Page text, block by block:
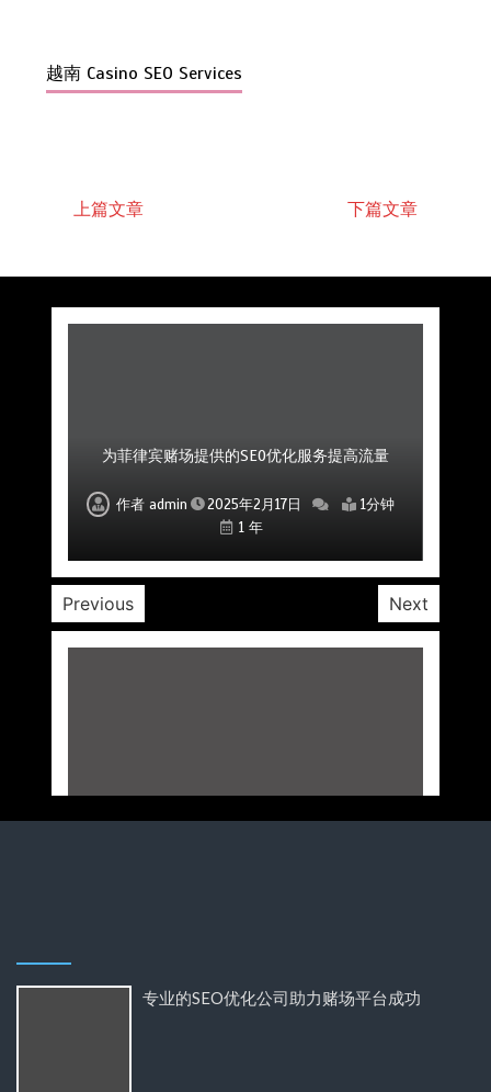
越南 Casino SEO Services
上篇文章 下篇文章
专业的SEO优化公司助力赌场平台成功
作者 admin 2025年2月17日
1分钟
1 年
为菲律宾赌场提供的SEO优化服务提高流量
作者 admin 2025年2月17日
1分钟
1 年
菲律宾赌场SEO公司如何帮助提高品牌曝光度
作者 admin 2025年2月17日
1分钟
1 年
提升菲律宾赌场SEO排名的优化服务
作者 admin 2025年2月17日
1分钟
1 年
菲律宾赌场公司如何通过社区互动提升用户粘性
作者 admin 2025年2月17日
1分钟
1 年
如何利用SEO提升菲律宾赌场的市场影响力
作者 admin 2025年2月17日
1分钟
1 年
专业SEO公司助力赌场品牌建设
作者 admin 2025年2月17日
1分钟
1 年
Previous Next
专业的SEO优化公司助力赌场平台成功